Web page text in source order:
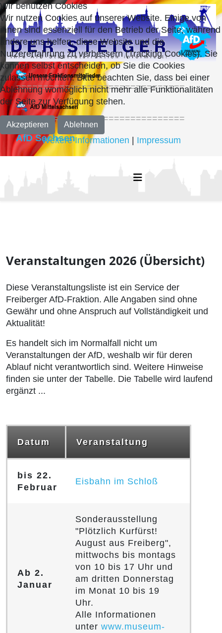
===============================
===============================
AfD Sachsen
Veranstaltungen 2026 (Übersicht)
Diese Veranstaltungsliste ist ein Service der
Freiberger AfD-Fraktion. Alle Angaben sind ohne
Gewähr und ohne Anspruch auf Vollständigkeit und
Aktualität!
Es handelt sich im Normalfall nicht um
Veranstaltungen der AfD, weshalb wir für deren
Ablauf nicht verantwortlich sind. Weitere Hinweise
finden sie unter der Tabelle. Die Tabelle wird laufend
ergänzt ...
Datum Veranstaltung
bis 22.
Februar
Eisbahn im Schloß
Ab 2.
Januar
Sonderausstellung
"Plötzlich Kurfürst!
August aus Freiberg",
mittwochs bis montags
von 10 bis 17 Uhr und
am dritten Donnerstag
im Monat 10 bis 19
Uhr.
Alle Informationen
unter www.museum-
Wir benutzen Cookies
Wir nutzen Cookies auf unserer Website. Einige von
ihnen sind essenziell für den Betrieb der Seite, während
andere uns helfen, diese Website und die
Nutzererfahrung zu verbessern (Tracking Cookies). Sie
können selbst entscheiden, ob Sie die Cookies
zulassen möchten. Bitte beachten Sie, dass bei einer
Ablehnung womöglich nicht mehr alle Funktionalitäten
der Seite zur Verfügung stehen.
Akzeptieren Ablehnen
Weitere Informationen Impressum